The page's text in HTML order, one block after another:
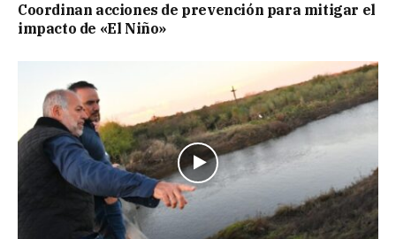
Coordinan acciones de prevención para mitigar el
impacto de «El Niño»